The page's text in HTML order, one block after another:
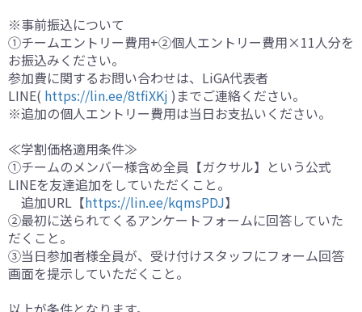
※事前振込について
①チームエントリー費用+②個人エントリー費用×11人分を
お振込みください。
参加費に関するお問い合わせは、LiGA代表者
LINE( https://lin.ee/8tfiXKj )までご連絡ください。
※追加の個人エントリー費用は当日お支払いください。
≪学割価格適用条件≫
①チームのメンバー様含め全員【ガクサル】という公式
LINEを友達追加をしていただくこと。
追加URL【https://lin.ee/kqmsPDJ】
②最初に送られてくるアンケートフォームに回答していた
だくこと。
③当日参加者様全員が、受け付けスタッフにフォーム回答
画面を提示していただくこと。